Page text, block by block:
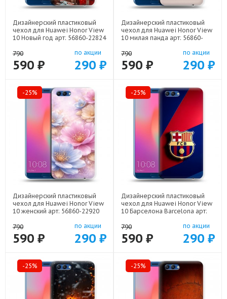
Дизайнерский пластиковый
чехол для Huawei Honor View
10 Новый год арт: 56860-22824
790
590 ₽
по акции
290 ₽
Дизайнерский пластиковый
чехол для Huawei Honor View
10 милая панда арт: 56860-
790
590 ₽
по акции
290 ₽
-25%
Дизайнерский пластиковый
чехол для Huawei Honor View
10 женский арт: 56860-22920
790
590 ₽
по акции
290 ₽
-25%
Дизайнерский пластиковый
чехол для Huawei Honor View
10 Барселона Barcelona арт:
790
590 ₽
по акции
290 ₽
-25% -25%